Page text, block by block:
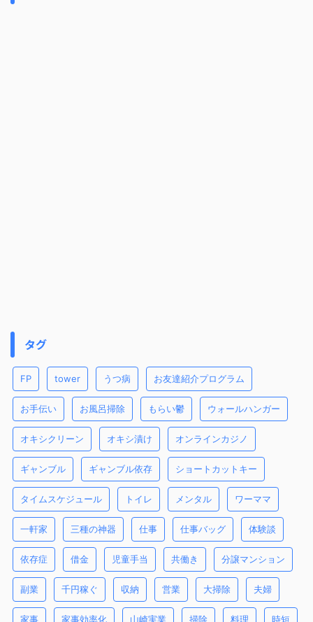
タグ
FP tower うつ病 お友達紹介プログラム
お手伝い お風呂掃除 もらい鬱 ウォールハンガー
オキシクリーン オキシ漬け オンラインカジノ
ギャンブル ギャンブル依存 ショートカットキー
タイムスケジュール トイレ メンタル ワーママ
一軒家 三種の神器 仕事 仕事バッグ 体験談
依存症 借金 児童手当 共働き 分譲マンション
副業 千円稼ぐ 収納 営業 大掃除 夫婦
家事 家事効率化 山崎実業 掃除 料理 時短